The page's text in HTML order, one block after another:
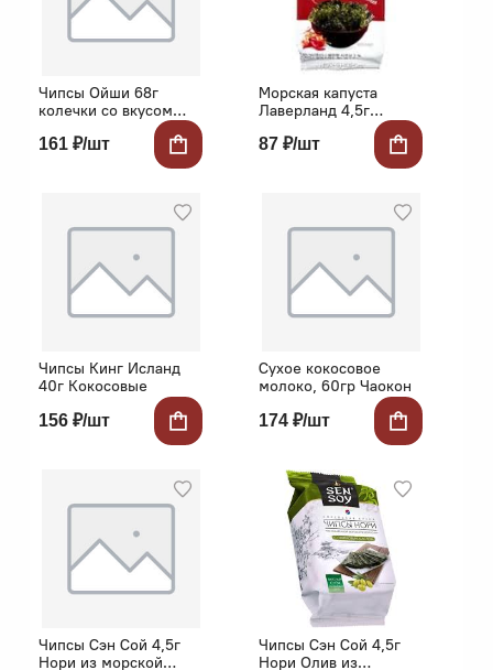
Чипсы Ойши 68г
колечки со вкусом
161 ₽/шт
Морская капуста
Лаверланд 4,5г
хрустящая острая
87 ₽/шт
Чипсы Кинг Исланд
40г Кокосовые
156 ₽/шт
Сухое кокосовое
молоко, 60гр Чаокон
174 ₽/шт
Чипсы Сэн Сой 4,5г
Нори из морской
Чипсы Сэн Сой 4,5г
Нори Олив из